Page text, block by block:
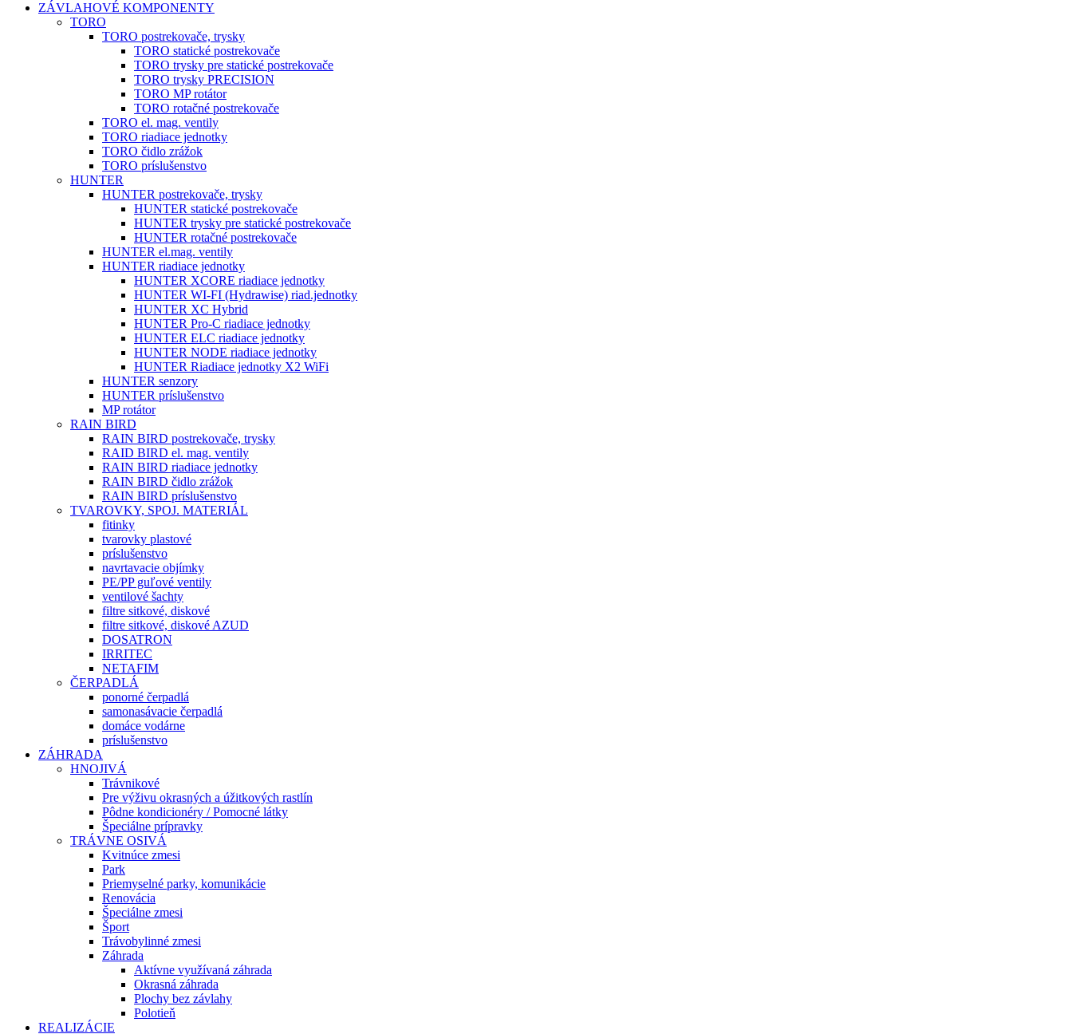
ZÁVLAHOVÉ KOMPONENTY
TORO
TORO postrekovače, trysky
TORO statické postrekovače
TORO trysky pre statické postrekovače
TORO trysky PRECISION
TORO MP rotátor
TORO rotačné postrekovače
TORO el. mag. ventily
TORO riadiace jednotky
TORO čidlo zrážok
TORO príslušenstvo
HUNTER
HUNTER postrekovače, trysky
HUNTER statické postrekovače
HUNTER trysky pre statické postrekovače
HUNTER rotačné postrekovače
HUNTER el.mag. ventily
HUNTER riadiace jednotky
HUNTER XCORE riadiace jednotky
HUNTER WI-FI (Hydrawise) riad.jednotky
HUNTER XC Hybrid
HUNTER Pro-C riadiace jednotky
HUNTER ELC riadiace jednotky
HUNTER NODE riadiace jednotky
HUNTER Riadiace jednotky X2 WiFi
HUNTER senzory
HUNTER príslušenstvo
MP rotátor
RAIN BIRD
RAIN BIRD postrekovače, trysky
RAID BIRD el. mag. ventily
RAIN BIRD riadiace jednotky
RAIN BIRD čidlo zrážok
RAIN BIRD príslušenstvo
TVAROVKY, SPOJ. MATERIÁL
fitinky
tvarovky plastové
príslušenstvo
navrtavacie objímky
PE/PP guľové ventily
ventilové šachty
filtre sitkové, diskové
filtre sitkové, diskové AZUD
DOSATRON
IRRITEC
NETAFIM
ČERPADLÁ
ponorné čerpadlá
samonasávacie čerpadlá
domáce vodárne
príslušenstvo
ZÁHRADA
HNOJIVÁ
Trávnikové
Pre výživu okrasných a úžitkových rastlín
Pôdne kondicionéry / Pomocné látky
Špeciálne prípravky
TRÁVNE OSIVÁ
Kvitnúce zmesi
Park
Priemyselné parky, komunikácie
Renovácia
Špeciálne zmesi
Šport
Trávobylinné zmesi
Záhrada
Aktívne využívaná záhrada
Okrasná záhrada
Plochy bez závlahy
Polotieň
REALIZÁCIE